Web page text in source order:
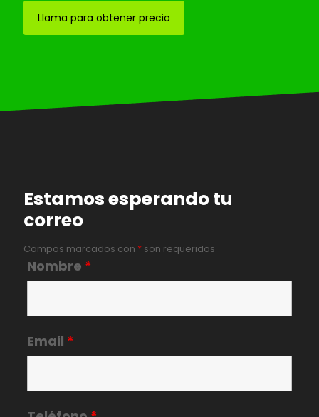
Llama para obtener precio
Estamos esperando tu
correo
Campos marcados con * son requeridos
Nombre *
Email *